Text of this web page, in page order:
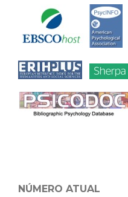
NÚMERO ATUAL